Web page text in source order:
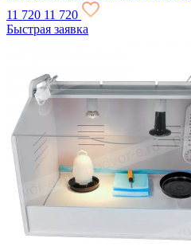
11 720 11 720
Быстрая заявка